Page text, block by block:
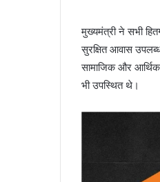
मुख्यमंत्री ने सभी
सुरक्षित आवास
सामाजिक और आर्थिक
भी उपस्थित थे।